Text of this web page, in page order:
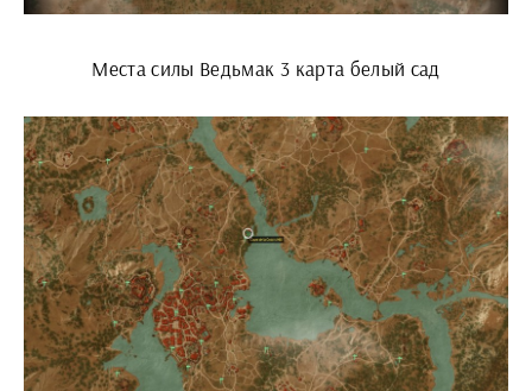
Места силы Ведьмак 3 карта белый сад